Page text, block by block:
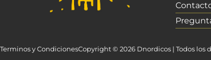
Terminos y CondicionesCopyright © 2026 Dnordicos | Todos los